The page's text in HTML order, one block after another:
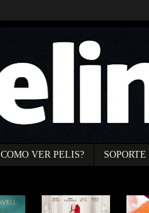
COMO VER PELIS? SOPORTE